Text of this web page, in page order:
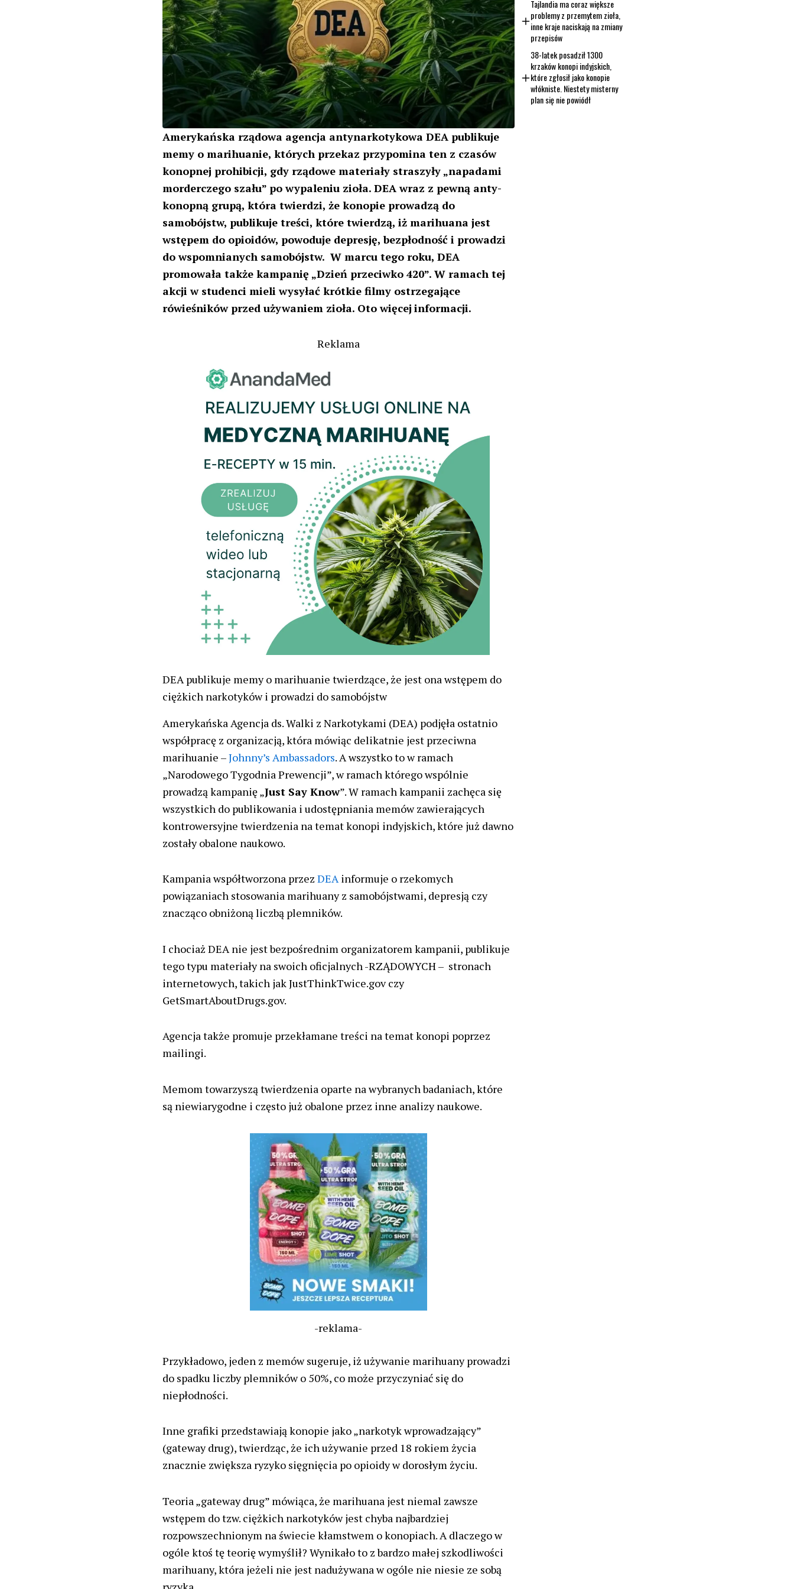
k e
r
Amerykańska rządowa agencja antynarkotykowa DEA publikuje
memy o marihuanie, których przekaz przypomina ten z czasów
konopnej prohibicji, gdy rządowe materiały straszyły „napadami
morderczego szału” po wypaleniu zioła. DEA wraz z pewną anty-
konopną grupą, która twierdzi, że konopie prowadzą do
samobójstw, publikuje treści, które twierdzą, iż marihuana jest
wstępem do opioidów, powoduje depresję, bezpłodność i prowadzi
do wspomnianych samobójstw. W marcu tego roku, DEA
promowała także kampanię „Dzień przeciwko 420”. W ramach tej
akcji w studenci mieli wysyłać krótkie filmy ostrzegające
rówieśników przed używaniem zioła. Oto więcej informacji.
Reklama
DEA publikuje memy o marihuanie twierdzące, że jest ona wstępem do
ciężkich narkotyków i prowadzi do samobójstw
Amerykańska Agencja ds. Walki z Narkotykami (DEA) podjęła ostatnio
współpracę z organizacją, która mówiąc delikatnie jest przeciwna
marihuanie –Johnny’s Ambassadors. A wszystko to w ramach
„Narodowego Tygodnia Prewencji”, w ramach którego wspólnie
prowadzą kampanię „Just Say Know”. W ramach kampanii zachęca się
wszystkich do publikowania i udostępniania memów zawierających
kontrowersyjne twierdzenia na temat konopi indyjskich, które już dawno
zostały obalone naukowo.
Kampania współtworzona przez DEAinformuje o rzekomych
powiązaniach stosowania marihuany z samobójstwami, depresją czy
znacząco obniżoną liczbą plemników.
I chociaż DEA nie jest bezpośrednim organizatorem kampanii, publikuje
tego typu materiały na swoich oficjalnych -RZĄDOWYCH – stronach
internetowych, takich jak JustThinkTwice.gov czy
GetSmartAboutDrugs.gov.
Agencja także promuje przekłamane treści na temat konopi poprzez
mailingi.
Memom towarzyszą twierdzenia oparte na wybranych badaniach, które
są niewiarygodne i często już obalone przez inne analizy naukowe.
-reklama-
Przykładowo, jeden z memów sugeruje, iż używanie marihuany prowadzi
do spadku liczby plemników o 50%, co może przyczyniać się do
niepłodności.
Inne grafiki przedstawiają konopie jako „narkotyk wprowadzający”
(gateway drug), twierdząc, że ich używanie przed 18 rokiem życia
znacznie zwiększa ryzyko sięgnięcia po opioidy w dorosłym życiu.
Teoria „gateway drug” mówiąca, że marihuana jest niemal zawsze
wstępem do tzw. ciężkich narkotyków jest chyba najbardziej
rozpowszechnionym na świecie kłamstwem o konopiach. A dlaczego w
ogóle ktoś tę teorię wymyślił? Wynikało to z bardzo małej szkodliwości
marihuany, która jeżeli nie jest nadużywana w ogóle nie niesie ze sobą
Tajlandia ma coraz większe
problemy z przemytem zioła,
inne kraje naciskają na zmiany
przepisów
38-latek posadził 1300
krzaków konopi indyjskich,
które zgłosił jako konopie
włókniste. Niestety misterny
plan się nie powiódł